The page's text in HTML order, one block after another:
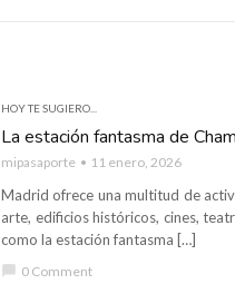
HOY TE SUGIERO...
La estación fantasma de
mipasaporte 11 enero, 2026
Madrid ofrece una multitud de
arte, edificios históricos, cines,
como la estación fantasma […]
chat_bubble 0 Comment